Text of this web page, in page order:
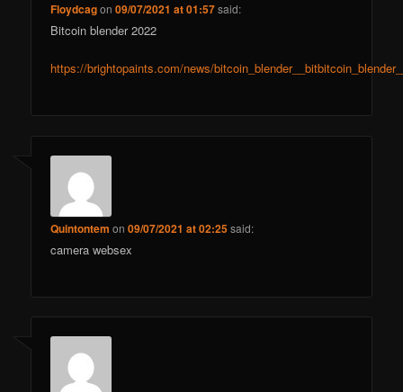
Floydcagon09/07/2021 at 01:57said:
Bitcoin blender 2022
https://brightopaints.com/news/
Quintontem on09/07/2021 at 02:25said:
camera websex